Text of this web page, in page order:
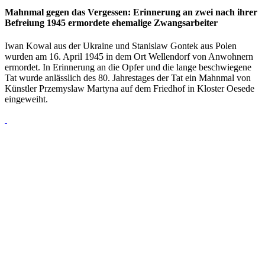
Mahnmal gegen das Vergessen: Erinnerung an zwei nach ihrer
Befreiung 1945 ermordete ehemalige Zwangsarbeiter
Iwan Kowal aus der Ukraine und Stanislaw Gontek aus Polen
wurden am 16. April 1945 in dem Ort Wellendorf von Anwohnern
ermordet. In Erinnerung an die Opfer und die lange beschwiegene
Tat wurde anlässlich des 80. Jahrestages der Tat ein Mahnmal von
Künstler Przemyslaw Martyna auf dem Friedhof in Kloster Oesede
eingeweiht.